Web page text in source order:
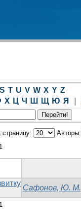
S T U V W X Y Z
Х Ц Ч Ш Щ Ю Я
Авторы:
Сафонов, Ю. М.